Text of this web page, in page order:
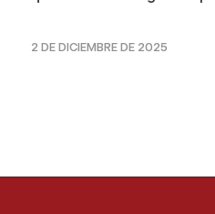
2 DE DICIEMBRE DE 2025